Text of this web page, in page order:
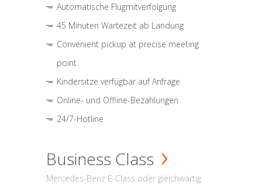
Automatische Flugmitverfolgung
45 Minuten Wartezeit ab Landung
Convenient pickup at precise meeting
point
Kindersitze verfügbar auf Anfrage
Online- und Offline-Bezahlungen
24/7-Hotline
Business Class
Mercedes-Benz E-Class oder gleichwärtig